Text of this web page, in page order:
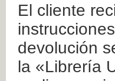
El cliente
devolución
la «Librería